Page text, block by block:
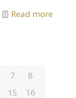
Read more
7
8
15
16